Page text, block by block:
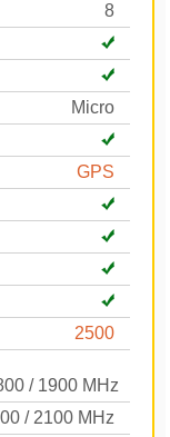
8
Micro
GPS
2500
/ 1900 MHz
/ 2100 MHz